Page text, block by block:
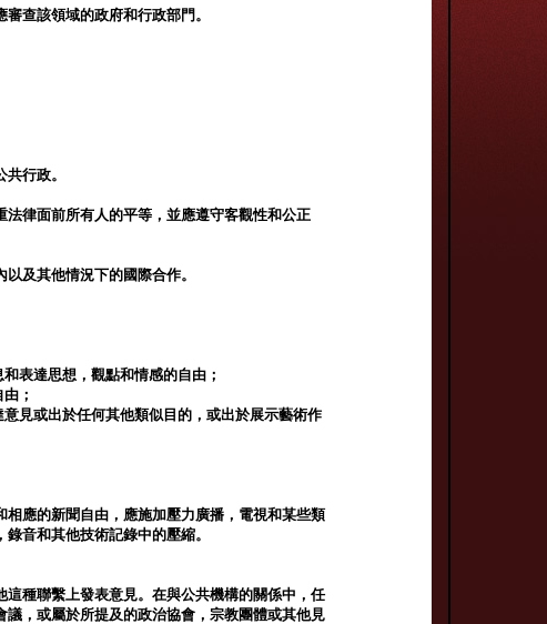
查該領域的政府和行政部門。
行政。
律面前所有人的平等，並應遵守客觀性和公正
及其他情況下的國際合作。
表達思想，觀點和情感的自由；
；
見或出於任何其他類似目的，或出於展示藝術作
相應的新聞自由，應施加壓力廣播，電視和某些類
音和其他技術記錄中的壓縮。
種聯繫上發表意見。在與公共機構的關係中，任
，或屬於所提及的政治協會，宗教團體或其他見